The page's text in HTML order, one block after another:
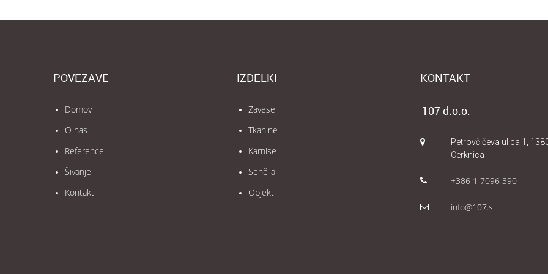
POVEZAVE
Domov
O nas
Reference
Šivanje
Kontakt
IZDELKI
Zavese
Tkanine
Karnise
Senčila
Objekti
KONTAKT
107 d.o.o.
Petrovčičeva ulica 1,
Cerknica
+386 1 7096 390
info@107.si